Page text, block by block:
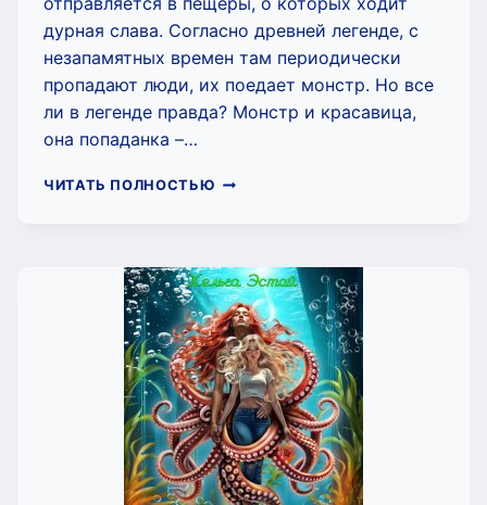
дурная слава. Согласно древней легенде, с
незапамятных времен там периодически
пропадают люди, их поедает монстр. Но все
ли в легенде правда? Монстр и красавица,
она попаданка –…
ЧИТАТЬ ПОЛНОСТЬЮ МОНСТР
ЭСТАЙ)